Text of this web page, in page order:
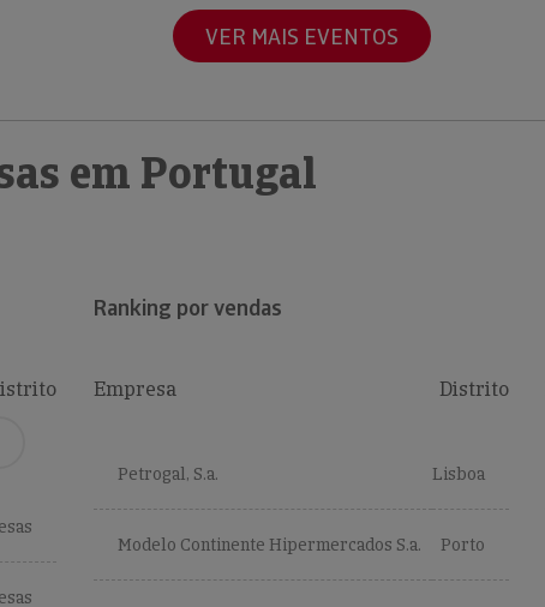
VER MAIS EVENTOS
em Portugal
Ranking por vendas
Empresa Distrito
Petrogal, S.a. Lisboa
Modelo Continente Hipermercados S.a. Porto